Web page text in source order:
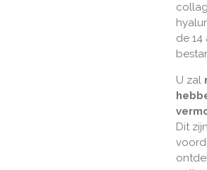
de 14
U zal
Dit